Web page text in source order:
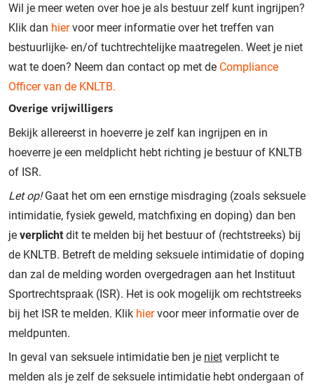
Wil je meer weten over hoe je als bestuur zelf kunt ingrijpen?
Klik dan hiervoor meer informatie over het treffen van
bestuurlijke- en/of tuchtrechtelijke maatregelen. Weet je niet
wat te doen? Neem dan contact op met de Compliance
Officer van de KNLTB.
Overige vrijwilligers
Bekijk allereerst in hoeverre je zelf kan ingrijpen en in
hoeverre je een meldplicht hebt richting je bestuur of KNLTB
of ISR.
Let op!Gaat het om een ernstige misdraging (zoals seksuele
intimidatie, fysiek geweld, matchfixing en doping) dan ben
je verplicht dit te melden bij het bestuur of (rechtstreeks) bij
de KNLTB. Betreft de melding seksuele intimidatie of doping
dan zal de melding worden overgedragen aan het Instituut
Sportrechtspraak (ISR). Het is ook mogelijk om rechtstreeks
bij het ISR te melden. Klik hiervoor meer informatie over de
meldpunten.
In geval van seksuele intimidatie ben je niet verplicht te
melden als je zelf de seksuele intimidatie hebt ondergaan of